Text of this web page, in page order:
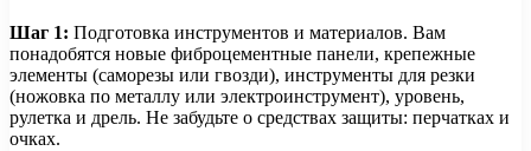
Шаг 1: Подготовка инструментов и материалов. Вам
понадобятся новые фиброцементные панели, крепежные
элементы (саморезы или гвозди), инструменты для резки
(ножовка по металлу или электроинструмент), уровень,
рулетка и дрель. Не забудьте о средствах защиты: перчатках и
очках.